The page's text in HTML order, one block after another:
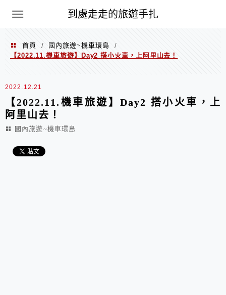
到處走走的旅遊手扎
首頁 / 國內旅遊~機車環島
/
【2022.11.機車旅遊】Day2 搭小火車，上阿里山去！
2022.12.21
【2022.11.機車旅遊】Day2 搭小火車，上
阿里山去！
國內旅遊~機車環島